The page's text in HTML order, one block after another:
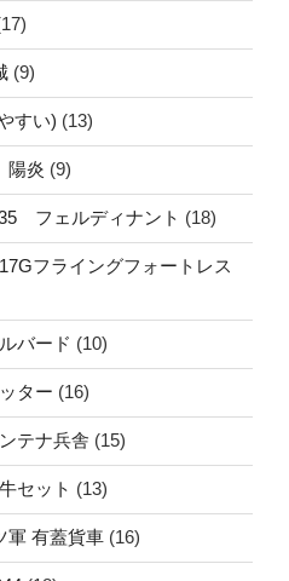
(9)
すい) (13)
炎 (9)
フェルディナント (18)
フライングフォートレス
バード (10)
ター (16)
テナ兵舎 (15)
セット (13)
軍 有蓋貨車 (16)